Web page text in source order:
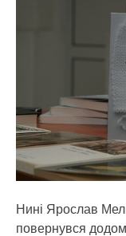
Нині Ярослав
повернувся